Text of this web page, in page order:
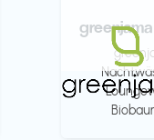
greenjama